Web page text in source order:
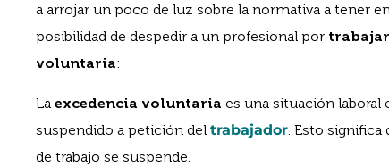
a arrojar un poco de luz sobre la normativa a tener
posibilidad de despedir a un profesional por
voluntaria:
La excedencia voluntaria es una situación laboral
suspendido a petición del trabajador . Esto
de trabajo se suspende.